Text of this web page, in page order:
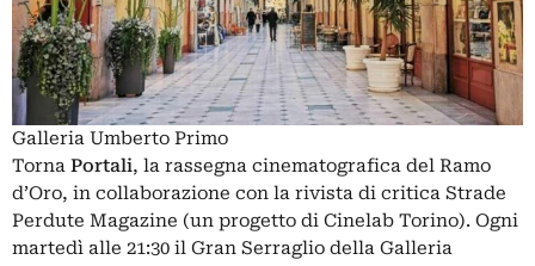
Galleria Umberto Primo
Torna Portali, la rassegna cinematografica del Ramo
d’Oro, in collaborazione con la rivista di critica Strade
Perdute Magazine (un progetto di Cinelab Torino). Ogni
martedì alle 21:30 il Gran Serraglio della Galleria